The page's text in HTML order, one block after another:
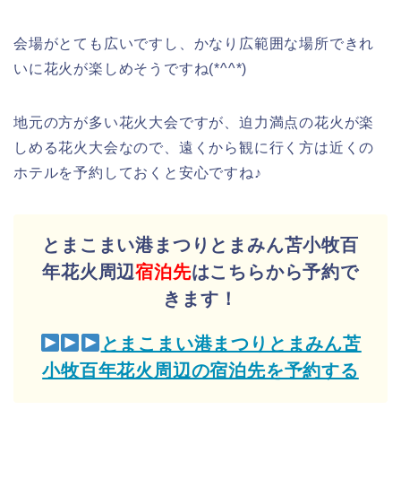
会場がとても広いですし、かなり広範囲な場所できれ
いに花火が楽しめそうですね(*^^*)
地元の方が多い花火大会ですが、迫力満点の花火が楽
しめる花火大会なので、遠くから観に行く方は近くの
ホテルを予約しておくと安心ですね♪
とまこまい港まつりとまみん苫小牧百
年花火周辺宿泊先はこちらから予約で
きます！
とまこまい港まつりとまみん苫
小牧百年花火周辺の宿泊先を予約する